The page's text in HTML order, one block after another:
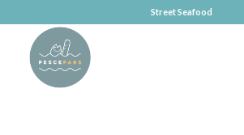
Street Seafood